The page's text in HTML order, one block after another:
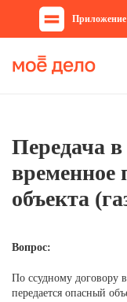
Приложение
Передача в
временное
объекта
Вопрос:
По ссудному договору
передается опасный